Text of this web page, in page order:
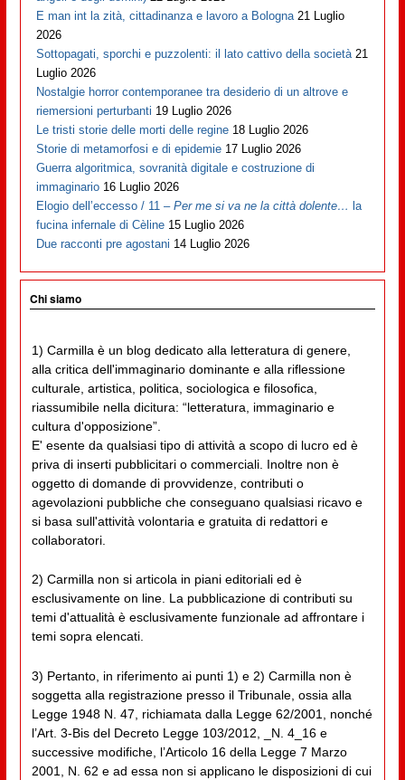
E man int la zità, cittadinanza e lavoro a Bologna 21 Luglio
2026
Sottopagati, sporchi e puzzolenti: il lato cattivo della società 21
Luglio 2026
Nostalgie horror contemporanee tra desiderio di un altrove e
riemersioni perturbanti 19 Luglio 2026
Le tristi storie delle morti delle regine 18 Luglio 2026
Storie di metamorfosi e di epidemie 17 Luglio 2026
Guerra algoritmica, sovranità digitale e costruzione di
immaginario 16 Luglio 2026
Elogio dell’eccesso / 11 –Per me si va ne la città dolente… la
fucina infernale di Cèline 15 Luglio 2026
Due racconti pre agostani 14 Luglio 2026
Chi siamo
1) Carmilla è un blog dedicato alla letteratura di genere,
alla critica dell'immaginario dominante e alla riflessione
culturale, artistica, politica, sociologica e filosofica,
riassumibile nella dicitura: “letteratura, immaginario e
cultura d'opposizione”.
E' esente da qualsiasi tipo di attività a scopo di lucro ed è
priva di inserti pubblicitari o commerciali. Inoltre non è
oggetto di domande di provvidenze, contributi o
agevolazioni pubbliche che conseguano qualsiasi ricavo e
si basa sull'attività volontaria e gratuita di redattori e
collaboratori.
2) Carmilla non si articola in piani editoriali ed è
esclusivamente on line. La pubblicazione di contributi su
temi d'attualità è esclusivamente funzionale ad affrontare i
temi sopra elencati.
3) Pertanto, in riferimento ai punti 1) e 2) Carmilla non è
soggetta alla registrazione presso il Tribunale, ossia alla
Legge 1948 N. 47, richiamata dalla Legge 62/2001, nonché
l’Art. 3-Bis del Decreto Legge 103/2012, _N. 4_16 e
successive modifiche, l’Articolo 16 della Legge 7 Marzo
2001, N. 62 e ad essa non si applicano le disposizioni di cui